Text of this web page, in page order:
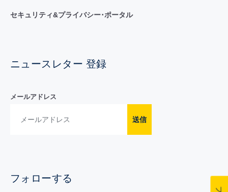
セキュリティ&プライバシー･ポータル
ニュースレター 登録
メールアドレス
送信
フォローする